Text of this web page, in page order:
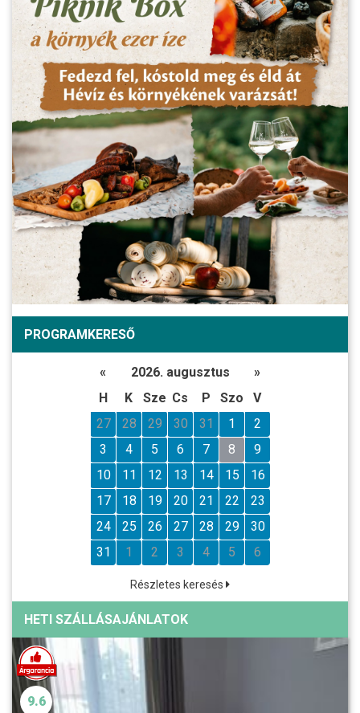
PROGRAMKERESŐ
« 2026. augusztus
»
H
K Sze Cs P Szo
V
27
28 29 30 31 1
2
3
4 5 6 7 8
9
10
11 12 13 14 15
16
17
18 19 20 21 22
23
24
25 26 27 28 29
30
31
1 2 3 4 5 6
Részletes keresés
HETI SZÁLLÁSAJÁNLATOK
9.6